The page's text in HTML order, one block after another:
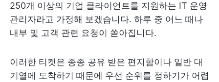
250개 이상의 기업 클라이언트를 지원하는 IT 운영
관리자라고 가정해 보겠습니다. 하루 중 어느 때나
내부 및 고객 관련 요청이 쏟아집니다.
이러한 티켓은 종종 공유 받은 편지함이나 일반 대
기열에 도착하기 때문에 우선 순위를 정하기가 어렵